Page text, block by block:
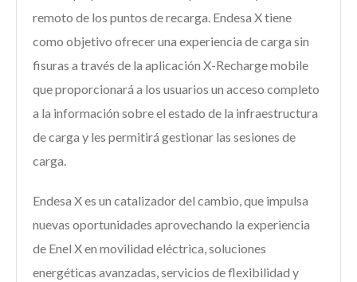
remoto de los puntos de recarga. Endesa X tiene
como objetivo ofrecer una experiencia de carga sin
fisuras a través de la aplicación X-Recharge mobile
que proporcionará a los usuarios un acceso completo
a la información sobre el estado de la infraestructura
de carga y les permitirá gestionar las sesiones de
carga.
Endesa X es un catalizador del cambio, que impulsa
nuevas oportunidades aprovechando la experiencia
de Enel X en movilidad eléctrica, soluciones
energéticas avanzadas, servicios de flexibilidad y